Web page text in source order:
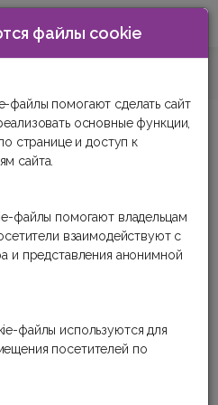
материалы
файлы cookie
файлы помогают сделать сайт
основные функции,
странице и доступ к
сайта.
файлы помогают владельцам
взаимодействуют с
и представления анонимной
файлы используются для
посетителей по